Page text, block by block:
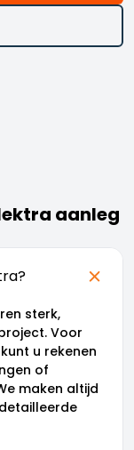
aanleg
sterk,
Voor
u rekenen
of
maken altijd